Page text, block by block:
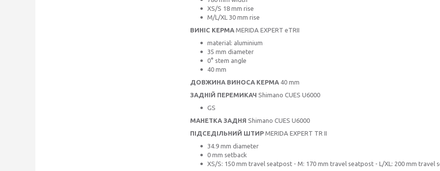
XS/S 18 mm rise
M/L/XL 30 mm rise
ВИНІС КЕРМА MERIDA EXPERT eTRII
material: aluminium
35 mm diameter
0° stem angle
40 mm
ДОВЖИНА ВИНОСА КЕРМА 40 mm
ЗАДНІЙ ПЕРЕМИКАЧ Shimano CUES U6000
GS
МАНЕТКА ЗАДНЯ Shimano CUES U6000
ПІДСЕДІЛЬНИЙ ШТИР MERIDA EXPERT TR II
34.9 mm diameter
0 mm setback
XS/S: 150 mm travel seatpost - M: 170 mm travel seatpost - L/XL: 200 mm travel